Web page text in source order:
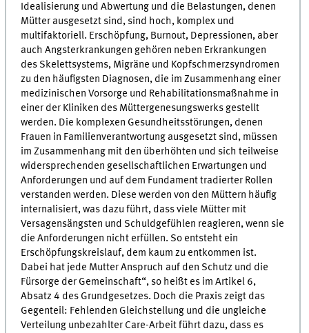
Idealisierung und Abwertung und die Belastungen, denen
Mütter ausgesetzt sind, sind hoch, komplex und
multifaktoriell. Erschöpfung, Burnout, Depressionen, aber
auch Angsterkrankungen gehören neben Erkrankungen
des Skelettsystems, Migräne und Kopfschmerzsyndromen
zu den häufigsten Diagnosen, die im Zusammenhang einer
medizinischen Vorsorge und Rehabilitationsmaßnahme in
einer der Kliniken des Müttergenesungswerks gestellt
werden. Die komplexen Gesundheitsstörungen, denen
Frauen in Familienverantwortung ausgesetzt sind, müssen
im Zusammenhang mit den überhöhten und sich teilweise
widersprechenden gesellschaftlichen Erwartungen und
Anforderungen und auf dem Fundament tradierter Rollen
verstanden werden. Diese werden von den Müttern häufig
internalisiert, was dazu führt, dass viele Mütter mit
Versagensängsten und Schuldgefühlen reagieren, wenn sie
die Anforderungen nicht erfüllen. So entsteht ein
Erschöpfungskreislauf, dem kaum zu entkommen ist.
Dabei hat jede Mutter Anspruch auf den Schutz und die
Fürsorge der Gemeinschaft“, so heißt es im Artikel 6,
Absatz 4 des Grundgesetzes. Doch die Praxis zeigt das
Gegenteil: Fehlenden Gleichstellung und die ungleiche
Verteilung unbezahlter Care-Arbeit führt dazu, dass es